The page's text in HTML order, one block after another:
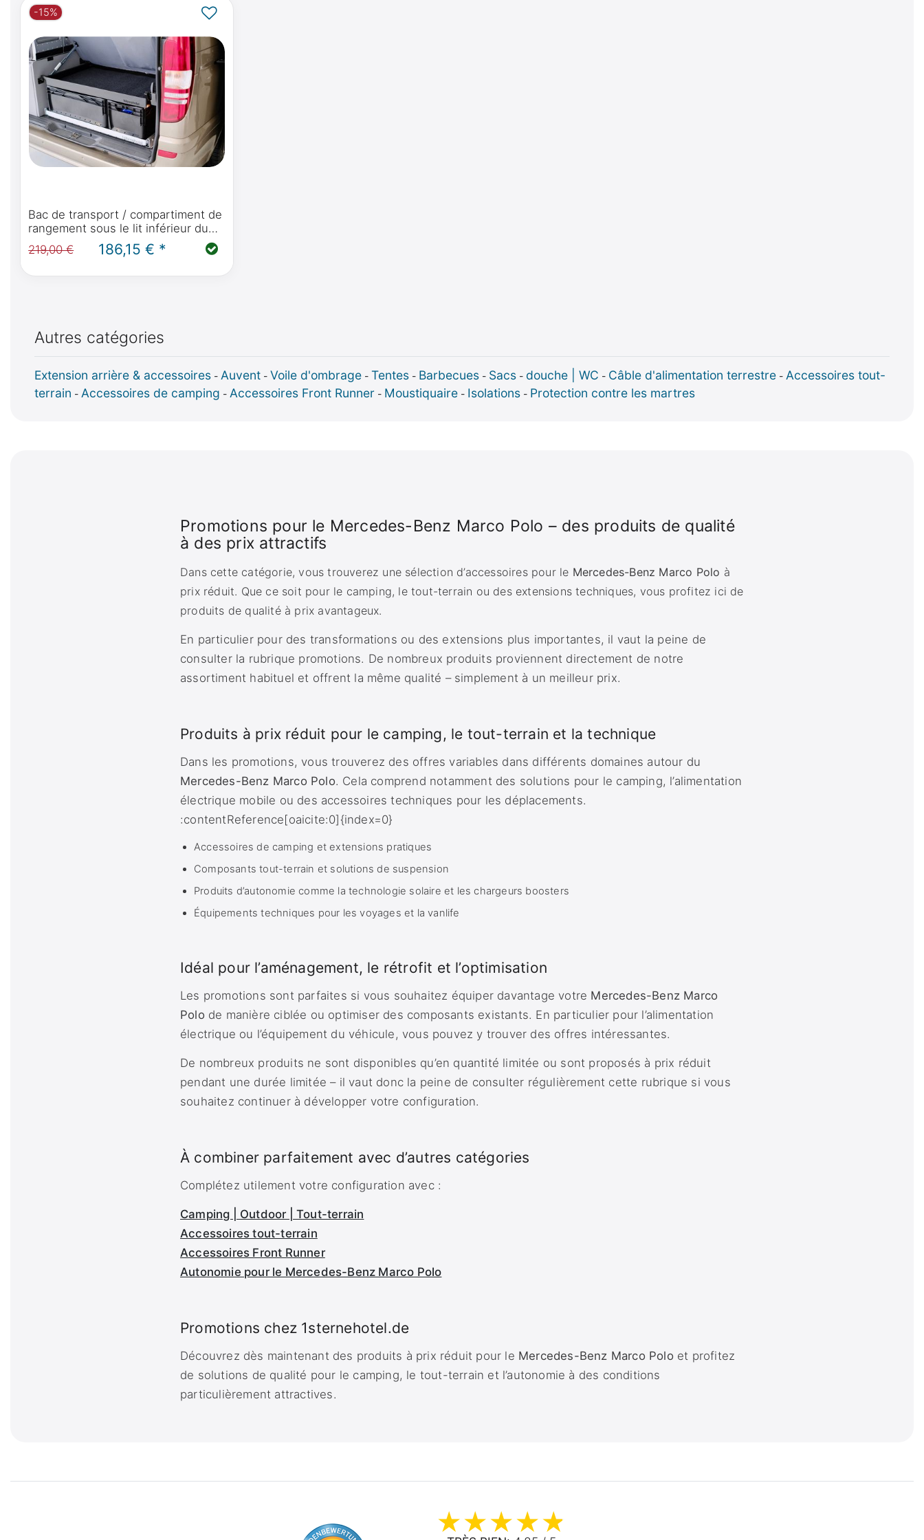
-15%
Bac de transport / compartiment de
rangement sous le lit inférieur du
Mercedes-Benz Viano Marco Polo
W639 (année de construction 2004
219,00 € 186,15 € *
Autres catégories
Extension arrière & accessoires - Auvent - Voile d'ombrage - Tentes - Barbecues - Sacs - douche | WC - Câble d'alimentation terrestre - Accessoires tout-
terrain - Accessoires de camping - Accessoires Front Runner - Moustiquaire - Isolations - Protection contre les martres
Promotions pour le Mercedes-Benz Marco Polo – des produits de qualité
à des prix attractifs
Dans cette catégorie, vous trouverez une sélection d’accessoires pour le Mercedes-Benz Marco Polo à
prix réduit. Que ce soit pour le camping, le tout-terrain ou des extensions techniques, vous profitez ici de
produits de qualité à prix avantageux.
En particulier pour des transformations ou des extensions plus importantes, il vaut la peine de
consulter la rubrique promotions. De nombreux produits proviennent directement de notre
assortiment habituel et offrent la même qualité – simplement à un meilleur prix.
Produits à prix réduit pour le camping, le tout-terrain et la technique
Dans les promotions, vous trouverez des offres variables dans différents domaines autour du
Mercedes-Benz Marco Polo. Cela comprend notamment des solutions pour le camping, l’alimentation
électrique mobile ou des accessoires techniques pour les déplacements.
:contentReference[oaicite:0]{index=0}
Accessoires de camping et extensions pratiques
Composants tout-terrain et solutions de suspension
Produits d’autonomie comme la technologie solaire et les chargeurs boosters
Équipements techniques pour les voyages et la vanlife
Idéal pour l’aménagement, le rétrofit et l’optimisation
Les promotions sont parfaites si vous souhaitez équiper davantage votre Mercedes-Benz Marco
Polo de manière ciblée ou optimiser des composants existants. En particulier pour l’alimentation
électrique ou l’équipement du véhicule, vous pouvez y trouver des offres intéressantes.
De nombreux produits ne sont disponibles qu’en quantité limitée ou sont proposés à prix réduit
pendant une durée limitée – il vaut donc la peine de consulter régulièrement cette rubrique si vous
souhaitez continuer à développer votre configuration.
À combiner parfaitement avec d’autres catégories
Complétez utilement votre configuration avec :
Camping | Outdoor | Tout-terrain
Accessoires tout-terrain
Accessoires Front Runner
Autonomie pour le Mercedes-Benz Marco Polo
Promotions chez 1sternehotel.de
Découvrez dès maintenant des produits à prix réduit pour le Mercedes-Benz Marco Polo et profitez
de solutions de qualité pour le camping, le tout-terrain et l’autonomie à des conditions
particulièrement attractives.